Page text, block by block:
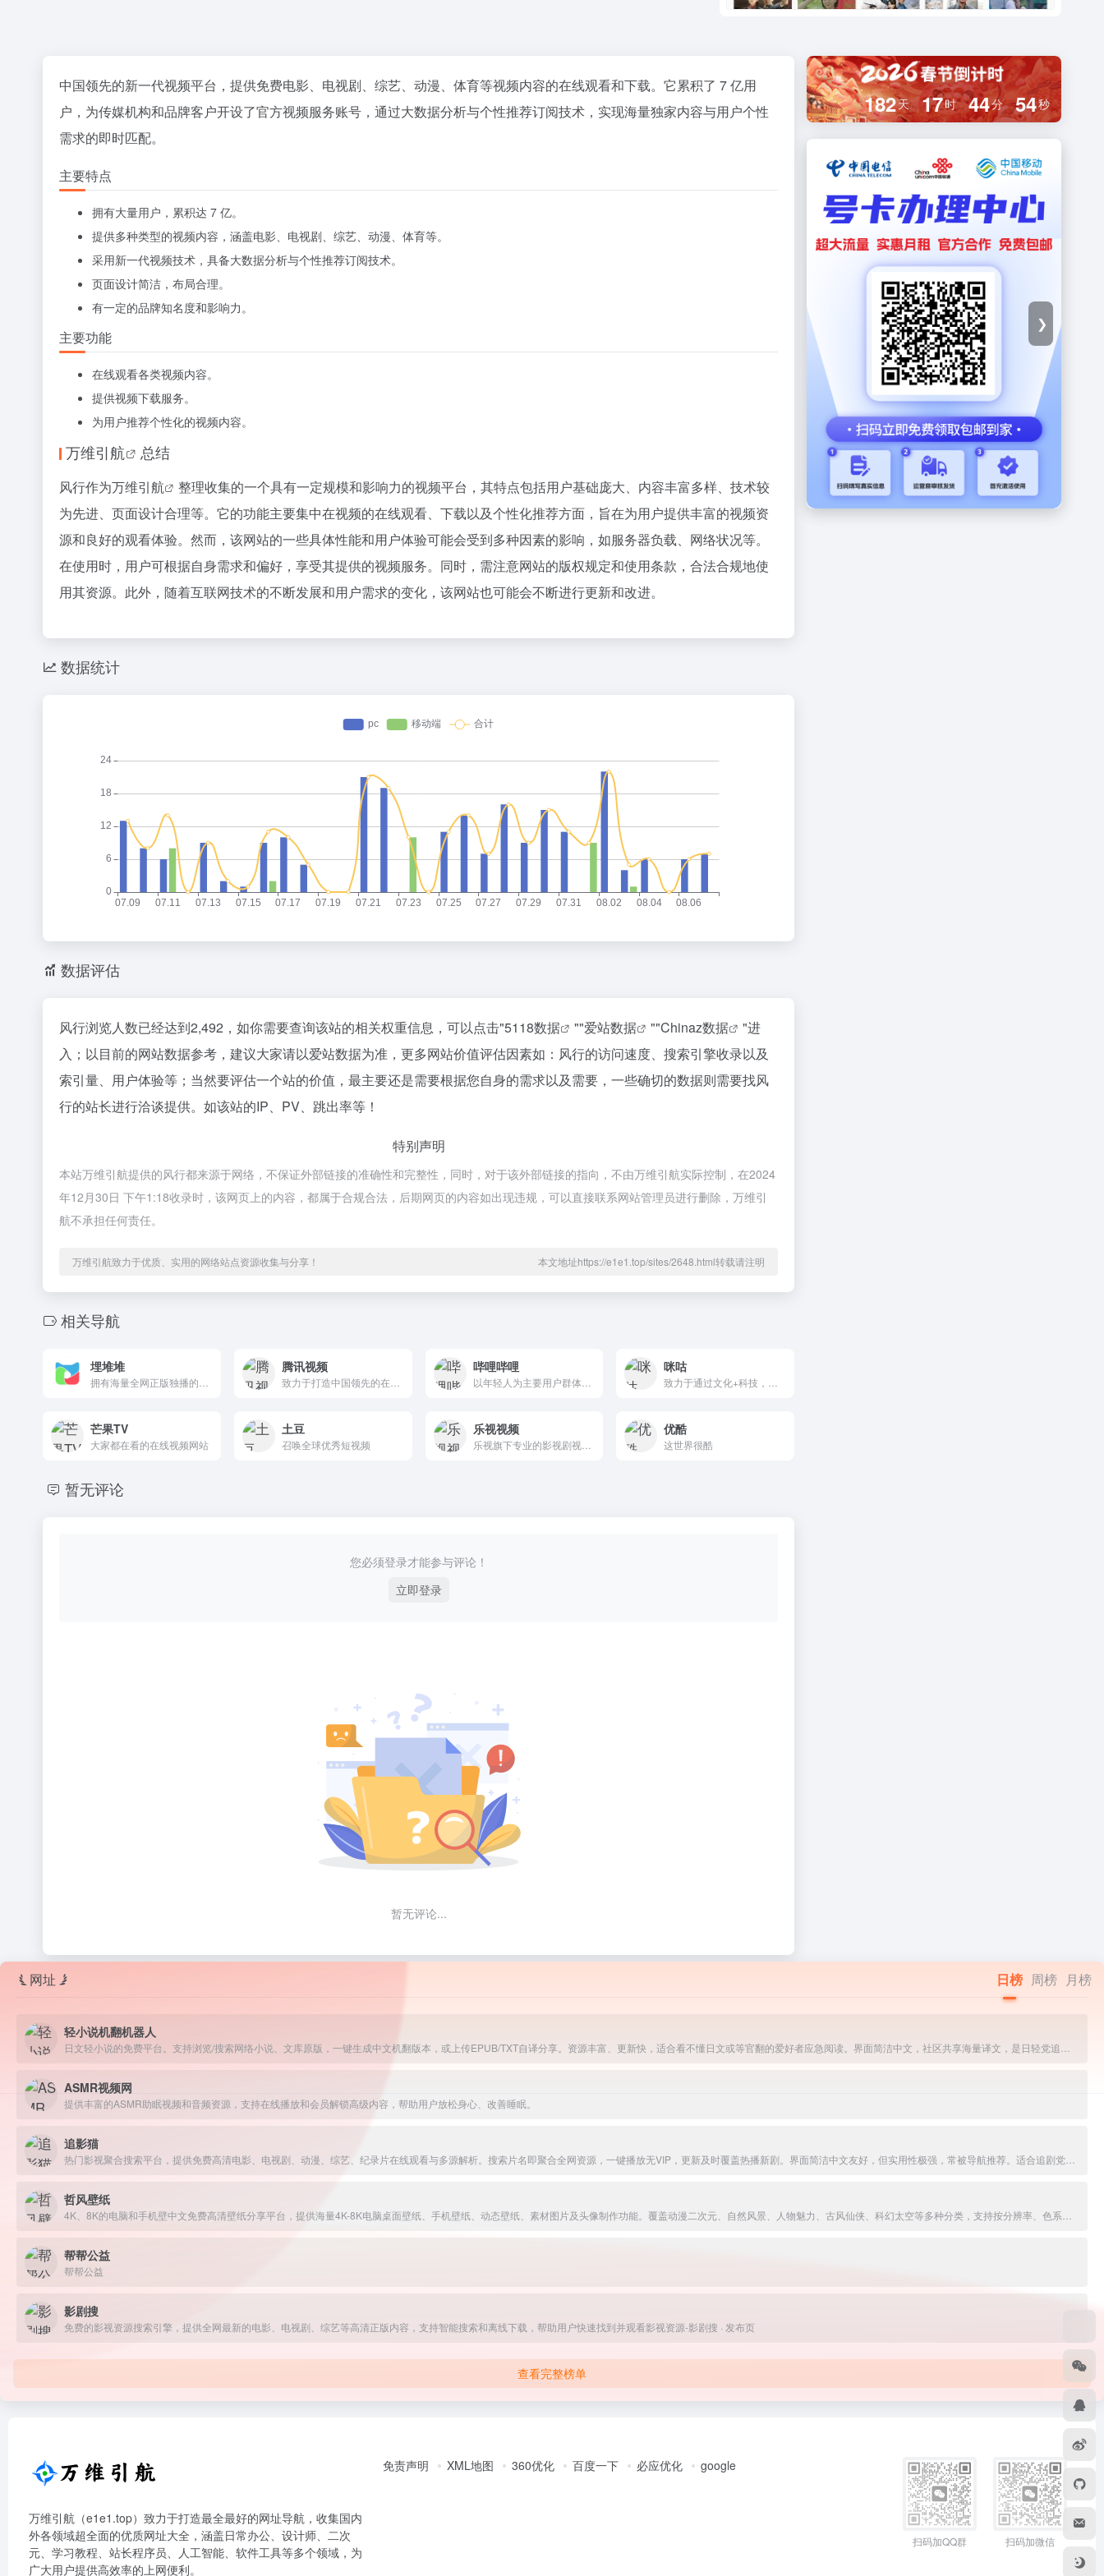
中国领先的新一代视频平台，提供免费电影、电视剧、综艺、动漫、体育等视频内容的在线观看和下载。它累积了 7 亿用
户，为传媒机构和品牌客户开设了官方视频服务账号，通过大数据分析与个性推荐订阅技术，实现海量独家内容与用户个性
需求的即时匹配。
主要特点
拥有大量用户，累积达 7 亿。
提供多种类型的视频内容，涵盖电影、电视剧、综艺、动漫、体育等。
采用新一代视频技术，具备大数据分析与个性推荐订阅技术。
页面设计简洁，布局合理。
有一定的品牌知名度和影响力。
主要功能
在线观看各类视频内容。
提供视频下载服务。
为用户推荐个性化的视频内容。
万维引航 总结
风行作为万维引航
整理收集的一个具有一定规模和影响力的视频平台，其特点包括用户基础庞大、内容丰富多样、技术较
为先进、页面设计合理等。它的功能主要集中在视频的在线观看、下载以及个性化推荐方面，旨在为用户提供丰富的视频资
源和良好的观看体验。然而，该网站的一些具体性能和用户体验可能会受到多种因素的影响，如服务器负载、网络状况等。
在使用时，用户可根据自身需求和偏好，享受其提供的视频服务。同时，需注意网站的版权规定和使用条款，合法合规地使
用其资源。此外，随着互联网技术的不断发展和用户需求的变化，该网站也可能会不断进行更新和改进。
数据统计
数据评估
风行浏览人数已经达到2,492，如你需要查询该站的相关权重信息，可以点击"5118数据 ""爱站数据 ""Chinaz数据
"进
入；以目前的网站数据参考，建议大家请以爱站数据为准，更多网站价值评估因素如：风行的访问速度、搜索引擎收录以及
索引量、用户体验等；当然要评估一个站的价值，最主要还是需要根据您自身的需求以及需要，一些确切的数据则需要找风
行的站长进行洽谈提供。如该站的IP、PV、跳出率等！
特别声明
本站万维引航提供的风行都来源于网络，不保证外部链接的准确性和完整性，同时，对于该外部链接的指向，不由万维引航实际控制，在2024
年12月30日 下午1:18收录时，该网页上的内容，都属于合规合法，后期网页的内容如出现违规，可以直接联系网站管理员进行删除，万维引
航不承担任何责任。
万维引航致力于优质、实用的网络站点资源收集与分享！ 本文地址https://e1e1.top/sites/2648.html转载请注明
相关导航
埋堆堆 腾讯视频 哔哩哔哩 咪咕
芒果TV
大家都在看的在线视频网站
土豆
召唤全球优秀短视频
乐视视频
乐视旗下专业的影视剧视频网站
优酷
这世界很酷
暂无评论
您必须登录才能参与评论！
立即登录
暂无评论...
182天 17时 44分 53秒
❯
网址 日榜 周榜 月榜
轻小说机翻机器人
ASMR视频网
提供丰富的ASMR助眠视频和音频资源，支持在线播放和会员解锁高级内容，帮助用户放松身心、改善睡眠。
追影猫
哲风壁纸
帮帮公益
帮帮公益
影剧搜
免费的影视资源搜索引擎，提供全网最新的电影、电视剧、综艺等高清正版内容，支持智能搜索和离线下载，帮助用户快速找到并观看影视资源-影剧搜 · 发布页
查看完整榜单
万维引航（e1e1.top）致力于打造最全最好的网址导航，收集国内
外各领域超全面的优质网址大全，涵盖日常办公、设计师、二次
元、学习教程、站长程序员、人工智能、软件工具等多个领域，为
广大用户提供高效率的上网便利。
免责声明 XML地图 360优化 百度一下 必应优化 google
扫码加QQ群 扫码加微信